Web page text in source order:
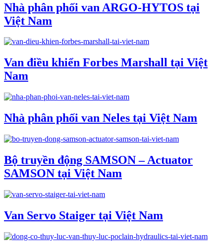
Nhà phân phối van ARGO-HYTOS tại
Việt Nam
Van điều khiển Forbes Marshall tại Việt
Nam
Nhà phân phối van Neles tại Việt Nam
Bộ truyền động SAMSON – Actuator
SAMSON tại Việt Nam
Van Servo Staiger tại Việt Nam